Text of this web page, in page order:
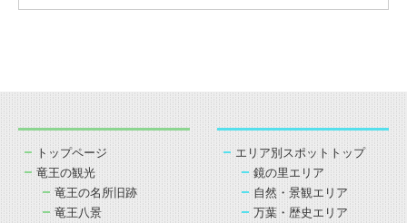
トップページ
竜王の観光
竜王の名所旧跡
竜王八景
エリア別スポットトップ
鏡の里エリア
自然・景観エリア
万葉・歴史エリア